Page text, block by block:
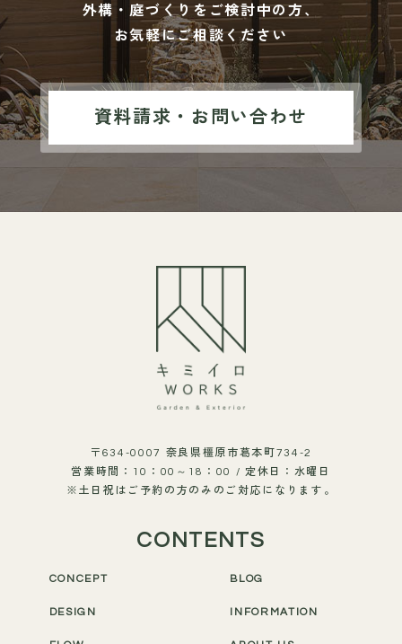
外構・庭づくりをご検討中の方、
お気軽にご相談ください
資料請求・お問い合わせ
〒634-0007 奈良県橿原市葛本町734-2
営業時間：10：00～18：00 / 定休日：水曜日
※土日祝はご予約の方のみのご対応になります。
CONTENTS
CONCEPT
DESIGN
BLOG
INFORMATION